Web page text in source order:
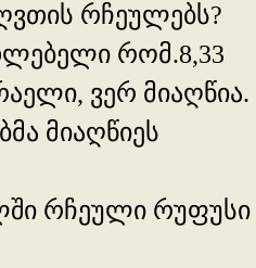
რჩეულებს?
რომ.8,33
ვერ მიაღწია.
მიაღწიეს
რჩეული რუფუსი